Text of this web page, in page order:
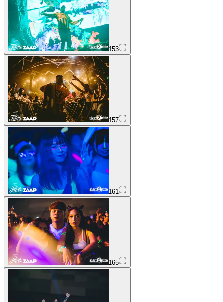
153
157
161
165